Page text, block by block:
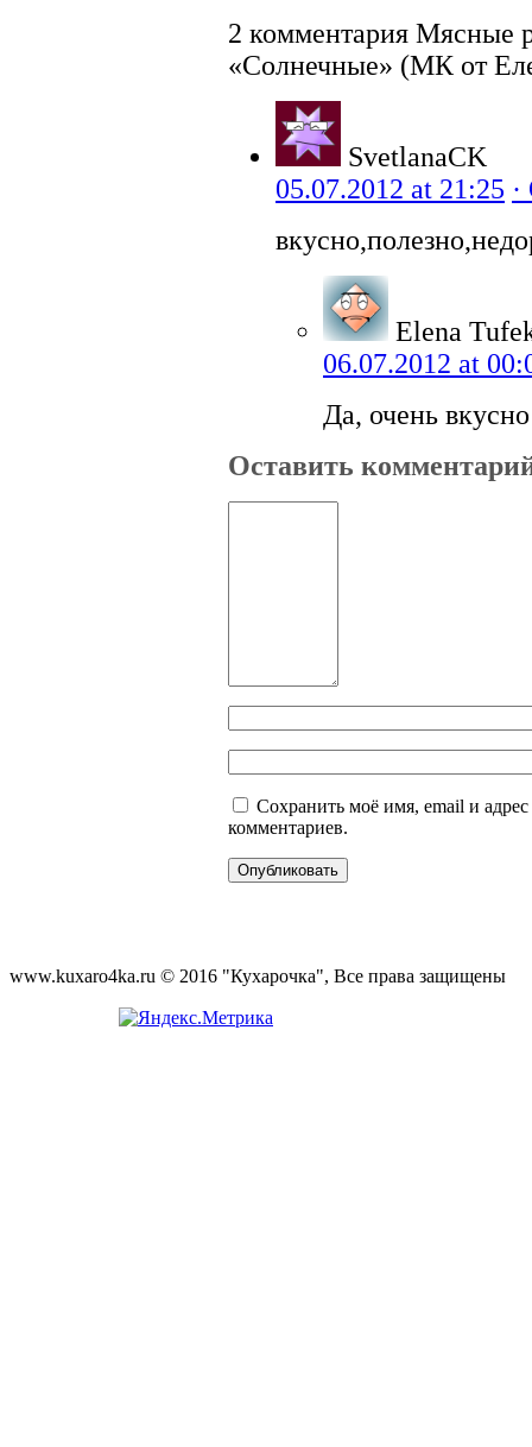
2 комментария Мясные
«Солнечные» (МК от
SvetlanaCK
05.07.2012 at 21:25
Elena
06.07.2012 at
Да, очень
Оставить
Сохранить моё имя, email и
комментариев.
www.kuxaro4ka.ru © 2016 "Кухарочка", Все права защищены